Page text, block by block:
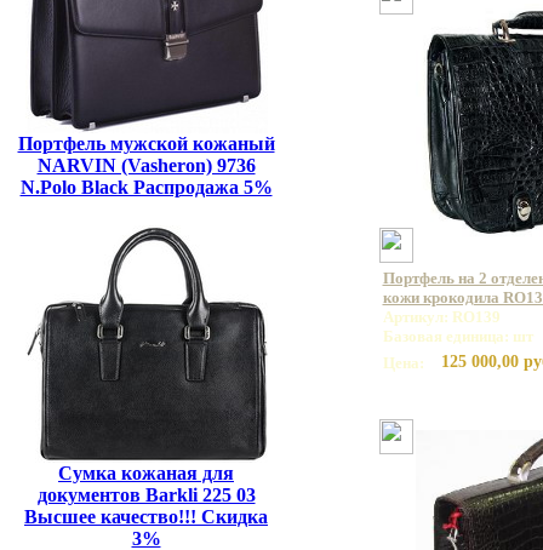
Портфель мужской кожаный
NARVIN (Vasheron) 9736
N.Polo Black Распродажа 5%
Сумка кожаная для
документов Barkli 225 03
Высшее качество!!! Скидка
3%
Портфель на 2
кожи крокодила
Артикул: RO139
Базовая единица: шт
Цена:
125 000,00